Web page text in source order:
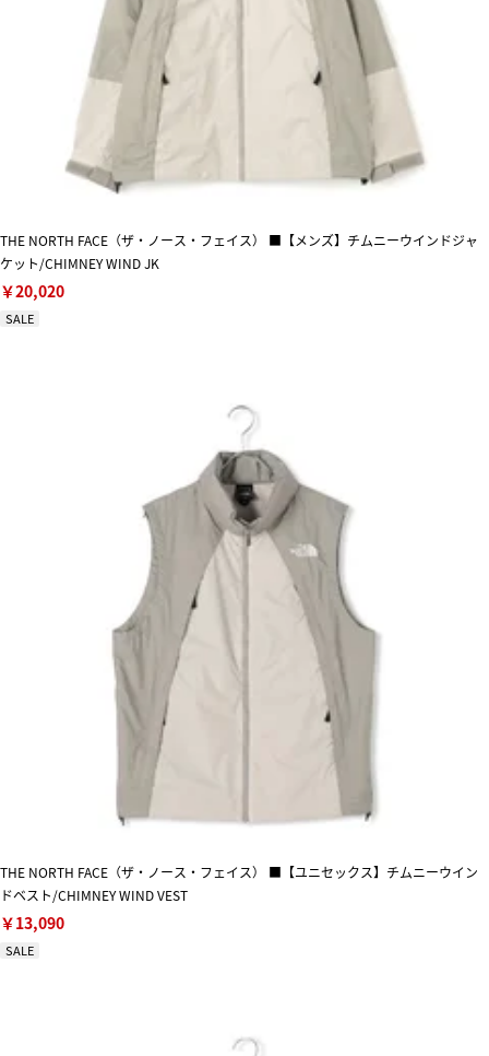
THE NORTH FACE（ザ・ノース・フェイス） ■【メンズ】チムニーウインドジャ
ケット/CHIMNEY WIND JK
￥20,020
SALE
THE NORTH FACE（ザ・ノース・フェイス） ■【ユニセックス】チムニーウイン
ドベスト/CHIMNEY WIND VEST
￥13,090
SALE